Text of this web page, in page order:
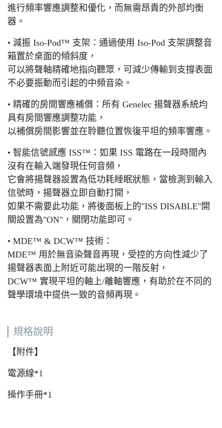
進行頻率響應調整和優化，而無需昂貴的外部均衡
器。
• 減振 Iso-Pod™ 支架：通過使用 Iso-Pod 支架調整音
箱置於桌面的傾斜度，
可以將聲軸精確地指向聽眾，可減少傳輸到支撐表面
不必要振動而引起的中頻音染。
• 精確的房間響應補償：所有 Genelec 揚聲器系統均
具有房間響應調整功能，
以補償房間影響並在聆聽位置恢復平坦的頻率響應。
• 智能信號感應 ISS™：如果 ISS 電路在一段時間內
沒有在輸入端發現任何音頻，
它會將揚聲器設置為低功耗睡眠狀態，當檢測到輸入
信號時，揚聲器立即自動打開，
如果不需要此功能，將後面板上的"ISS DISABLE"開
關設置為"ON"，關閉功能即可。
• MDE™ & DCW™ 技術：
MDE™ 用於無音染聲音再現，受控的方向性減少了
揚聲器表面上附近可能出現的一階反射，
DCW™ 實現平坦的軸上/離軸響應，有助於在不同的
聲學環境中提供一致的音頻再現。
規格說明
【附件】
電源線*1
操作手冊*1